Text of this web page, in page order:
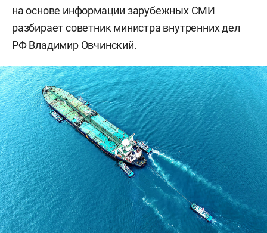
на основе информации зарубежных СМИ
разбирает советник министра внутренних дел
РФ Владимир Овчинский.